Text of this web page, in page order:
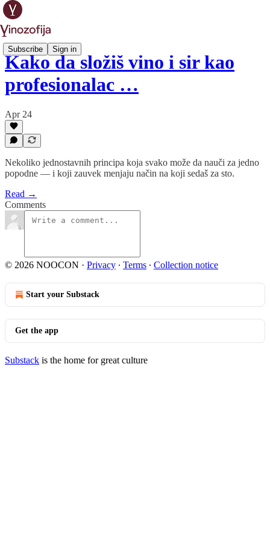
Subscribe Sign in
Kako da složiš vino i sir kao
profesionalac …
Apr 24
Nekoliko jednostavnih principa koja svako može da nauči za jedno
popodne — i koji zauvek menjaju način na koji sedaš za sto.
Read →
Comments
© 2026 NOOCON · Privacy ∙ Terms ∙ Collection notice
Start your Substack
Get the app
Substack is the home for great culture